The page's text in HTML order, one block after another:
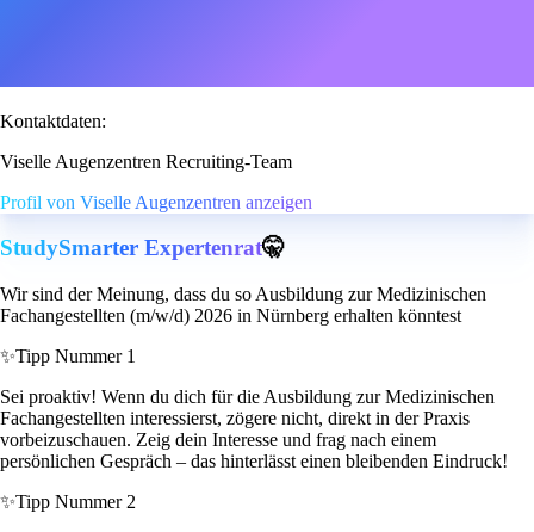
Kontaktdaten:
Viselle Augenzentren Recruiting-Team
Profil von Viselle Augenzentren anzeigen
StudySmarter Expertenrat🤫
Wir sind der Meinung, dass du so Ausbildung zur Medizinischen
Fachangestellten (m/w/d) 2026 in Nürnberg erhalten könntest
✨Tipp Nummer 1
Sei proaktiv! Wenn du dich für die Ausbildung zur Medizinischen
Fachangestellten interessierst, zögere nicht, direkt in der Praxis
vorbeizuschauen. Zeig dein Interesse und frag nach einem
persönlichen Gespräch – das hinterlässt einen bleibenden Eindruck!
✨Tipp Nummer 2